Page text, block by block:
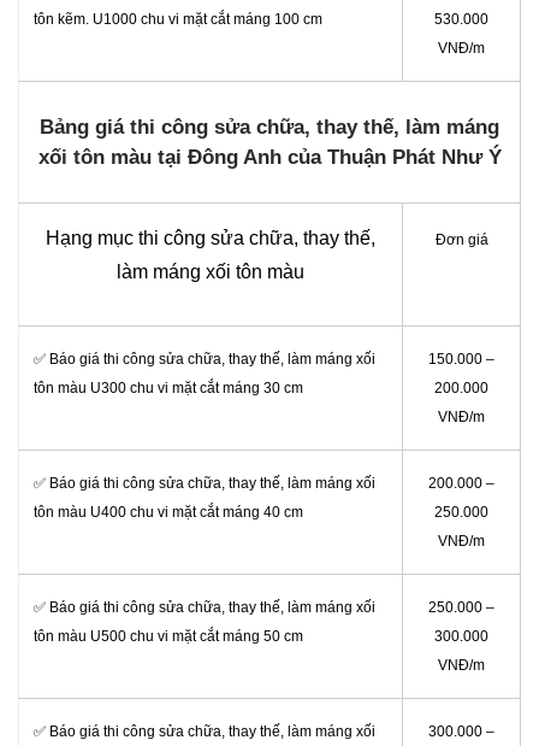
tôn kẽm. U1000 chu vi mặt cắt máng 100 cm
530.000
VNĐ/m
Bảng giá thi công sửa chữa, thay thế, làm máng
xối tôn màu tại Đông Anh của Thuận Phát Như Ý
Hạng mục thi công sửa chữa, thay thế,
làm máng xối tôn màu
Đơn giá
✅ Báo giá thi công sửa chữa, thay thế, làm máng xối
tôn màu U300 chu vi mặt cắt máng 30 cm
150.000 –
200.000
VNĐ/m
✅ Báo giá thi công sửa chữa, thay thế, làm máng xối
tôn màu U400 chu vi mặt cắt máng 40 cm
200.000 –
250.000
VNĐ/m
✅ Báo giá thi công sửa chữa, thay thế, làm máng xối
tôn màu U500 chu vi mặt cắt máng 50 cm
250.000 –
300.000
VNĐ/m
✅ Báo giá thi công sửa chữa, thay thế, làm máng xối
300.000 –